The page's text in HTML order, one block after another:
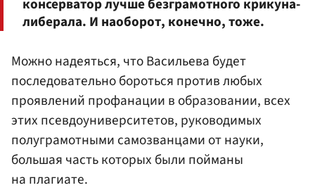
консерватор лучше безграмотного крикуна-
либерала. И наоборот, конечно, тоже.
Можно надеяться, что Васильева будет
последовательно бороться против любых
проявлений профанации в образовании, всех
этих псевдоуниверситетов, руководимых
полуграмотными самозванцами от науки,
большая часть которых были пойманы
на плагиате.